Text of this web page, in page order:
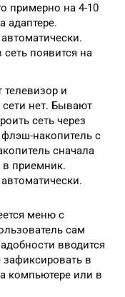
примерно на 4-10
адаптере.
появится на
телевизор и
нет. Бывают
сеть через
флэш-накопитель с
сначала
в приемник.
меню с
сам
вводится
в
компьютере или в